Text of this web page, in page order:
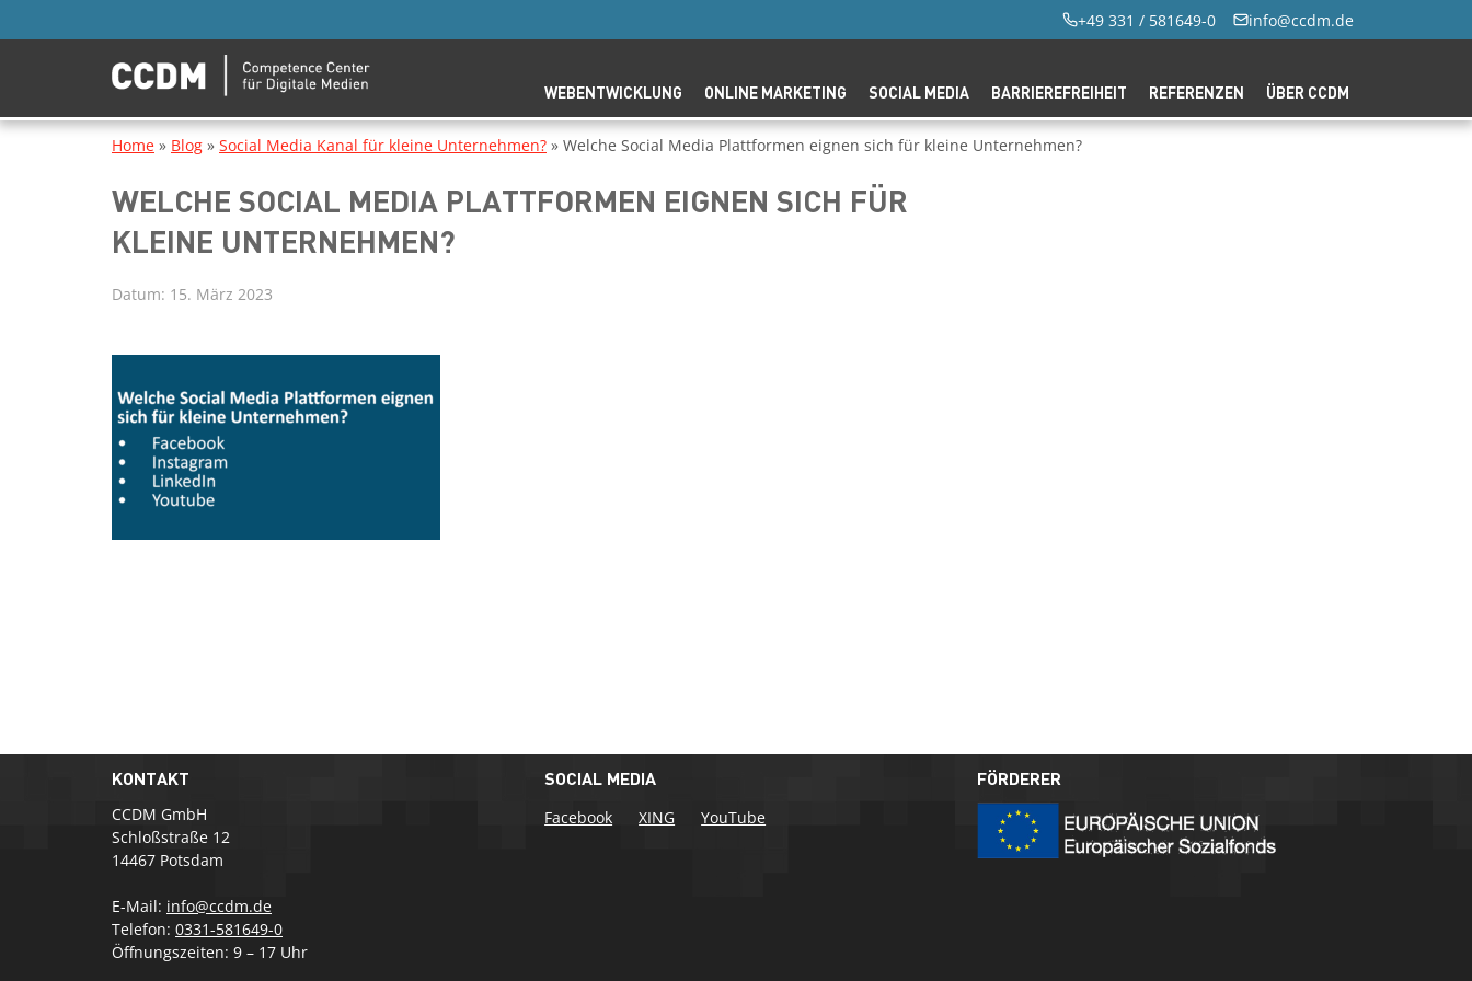
+49 331 / 581649-0 info@ccdm.de
WEBENTWICKLUNG ONLINE MARKETING SOCIAL MEDIA BARRIEREFREIHEIT REFERENZEN ÜBER CCDM
Home » Blog » Social Media Kanal für kleine Unternehmen? » Welche Social Media Plattformen eignen sich für kleine Unternehmen?
WELCHE SOCIAL MEDIA PLATTFORMEN EIGNEN SICH FÜR
KLEINE UNTERNEHMEN?
Datum: 15. März 2023
KONTAKT
CCDM GmbH
Schloßstraße 12
14467 Potsdam
E-Mail: info@ccdm.de
Telefon: 0331-581649-0
Öffnungszeiten: 9 – 17 Uhr
SOCIAL MEDIA
Facebook
XING YouTube
FÖRDERER